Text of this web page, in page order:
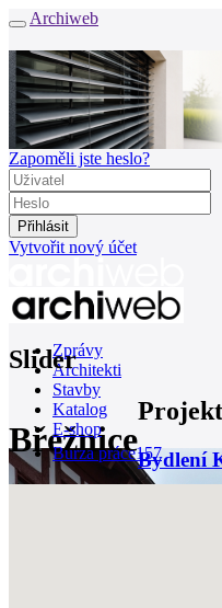
Archiweb
Zapoměli jste heslo?
Vytvořit nový účet
Zprávy
Architekti
Stavby
Katalog
E-shop
Burza práce157
Slider
BřežniceBydlení